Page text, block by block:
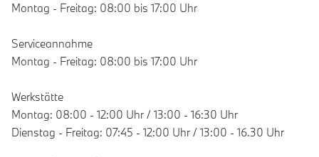
Montag - Freitag: 08:00 bis 17:00 Uhr
Serviceannahme
Montag - Freitag: 08:00 bis 17:00 Uhr
Werkstätte
Montag: 08:00 - 12:00 Uhr / 13:00 - 16:30 Uhr
Dienstag - Freitag: 07:45 - 12:00 Uhr / 13:00 - 16.30 Uhr